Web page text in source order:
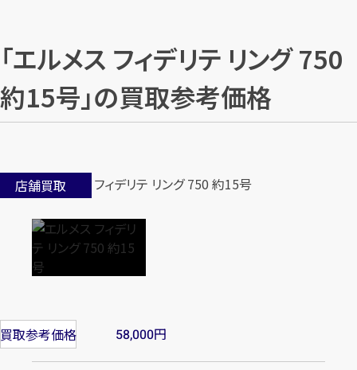
「エルメス フィデリテ リング 750
約15号」の買取参考価格
店舗買取
買取参考価格 58,000円